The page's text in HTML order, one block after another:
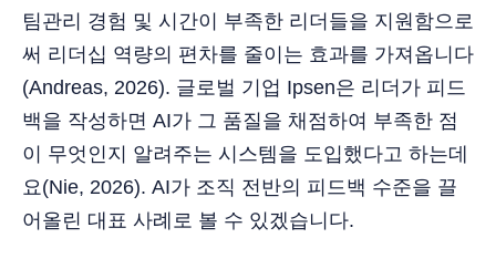
팀관리 경험 및 시간이 부족한 리더들을 지원함으로
써 리더십 역량의 편차를 줄이는 효과를 가져옵니다
(Andreas, 2026). 글로벌 기업 Ipsen은 리더가 피드
백을 작성하면 AI가 그 품질을 채점하여 부족한 점
이 무엇인지 알려주는 시스템을 도입했다고 하는데
요(Nie, 2026). AI가 조직 전반의 피드백 수준을 끌
어올린 대표 사례로 볼 수 있겠습니다.